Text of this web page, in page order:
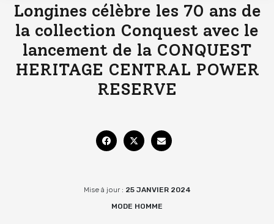
Longines célèbre les 70 ans de
la collection Conquest avec le
lancement de la CONQUEST
HERITAGE CENTRAL POWER
RESERVE
Mise à jour : 25 JANVIER 2024
MODE HOMME